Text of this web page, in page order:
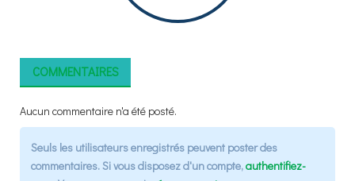
COMMENTAIRES
Aucun commentaire n'a été posté.
Seuls les utilisateurs enregistrés peuvent poster des
commentaires. Si vous disposez d'un compte,authentifiez-